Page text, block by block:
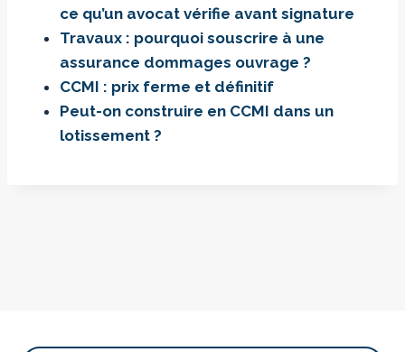
ce qu’un avocat vérifie avant signature
Travaux : pourquoi souscrire à une
assurance dommages ouvrage ?
CCMI : prix ferme et définitif
Peut-on construire en CCMI dans un
lotissement ?